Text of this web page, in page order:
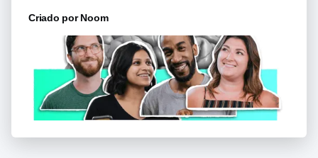
Criado porNoom